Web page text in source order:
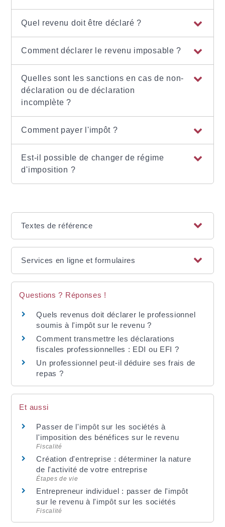
Quel revenu doit être déclaré ?
Comment déclarer le revenu imposable ?
Quelles sont les sanctions en cas de non-
déclaration ou de déclaration
incomplète ?
Comment payer l'impôt ?
Est-il possible de changer de régime
d'imposition ?
Textes de référence
Services en ligne et formulaires
Questions ? Réponses !
Quels revenus doit déclarer le professionnel
soumis à l'impôt sur le revenu ?
Comment transmettre les déclarations
fiscales professionnelles : EDI ou EFI ?
Un professionnel peut-il déduire ses frais de
repas ?
Et aussi
Passer de l'impôt sur les sociétés à
l'imposition des bénéfices sur le revenu
Fiscalité
Création d'entreprise : déterminer la nature
de l'activité de votre entreprise
Étapes de vie
Entrepreneur individuel : passer de l'impôt
sur le revenu à l'impôt sur les sociétés
Fiscalité